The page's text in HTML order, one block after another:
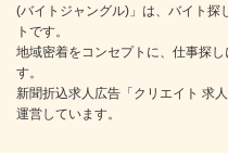
(バイトジャングル)」は、バイト探
トです。
地域密着をコンセプトに、仕事探
す。
新聞折込求人広告「クリエイト 求
運営しています。